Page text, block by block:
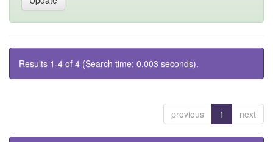
Results 1-4 of 4 (Search time: 0.003 seconds).
previous 1 next